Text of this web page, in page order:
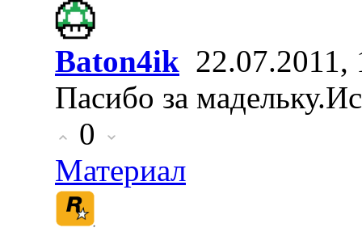
Baton4ik 22.07.2011,
Пасибо за
0
Материал